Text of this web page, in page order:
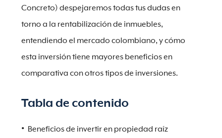
Concreto) despejaremos todas tus dudas en
torno a la rentabilización de inmuebles,
entendiendo el mercado colombiano, y cómo
esta inversión tiene mayores beneficios en
comparativa con otros tipos de inversiones.
Tabla de contenido
Beneficios de invertir en propiedad raíz